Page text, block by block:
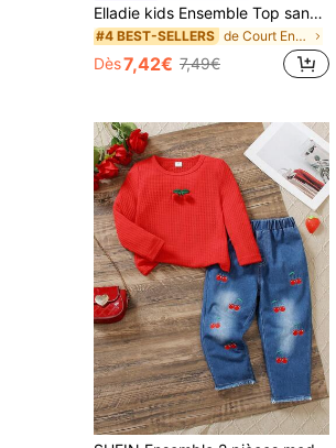
Elladie kids Ensemble Top sans manches avec décoration florale jaune & blanche contrastée et jupe plissée blanche pour jeune fille, Printemps/Été, Doux & Mignon, Convient pour le port quotidien, l'extérieur, les jeux, les voyages
#4 BEST-SELLERS de Court Ensembles de t-shirts pour jeunes filles
Dès7,42€ 7,49€